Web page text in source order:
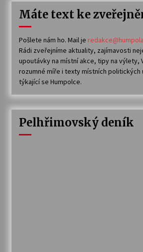
Máte text ke
Pošlete nám ho. Mail je
Rádi zveřejníme aktuality, zajímavosti
upoutávky na místní akce, tipy na výlety,
rozumné míře i texty místních politických
týkající se Humpolce.
Pelhřimovský deník